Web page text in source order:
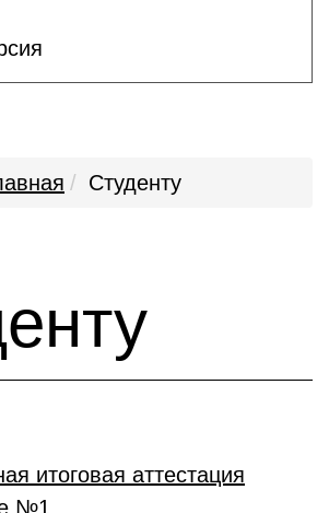
Студенту
итоговая аттестация